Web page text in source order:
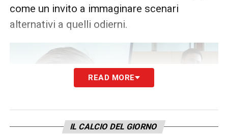
come un invito a immaginare scenari
alternativi a quelli odierni.
READ MORE
IL CALCIO DEL GIORNO